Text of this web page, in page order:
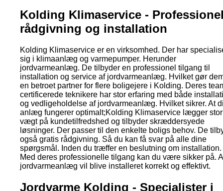
Kolding Klimaservice -
rådgivning og installation
Kolding Klimaservice er en virksomhed. Der har
sig i klimaanlæg og varmepumper. Herunder
jordvarmeanlæg. De tilbyder en professionel tilgang til
installation og service af jordvarmeanlæg. Hvilket gør
en betroet partner for flere boligejere i Kolding. Deres
certificerede teknikere har stor erfaring med både
og vedligeholdelse af jordvarmeanlæg. Hvilket sikrer. At
anlæg fungerer optimalt;Kolding Klimaservice lægger stor
vægt på kundetilfredshed og tilbyder skræddersyede
løsninger. Der passer til den enkelte boligs behov. De
også gratis rådgivning. Så du kan få svar på alle dine
spørgsmål. Inden du træffer en beslutning om installation.
Med deres professionelle tilgang kan du være sikker på.
jordvarmeanlæg vil blive installeret korrekt og effektivt.
Jordvarme Kolding - Specialister i